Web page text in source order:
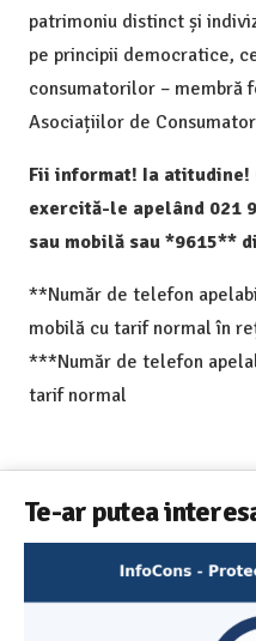
patrimoniu distinct și
pe principii democratice,
consumatorilor – membră
Asociațiilor de
Fii informat! Ia
exercită-le apelând 021
sau mobilă sau *9615**
**Număr de telefon
mobilă cu tarif normal în
***Număr de telefon
tarif normal
Te-ar putea